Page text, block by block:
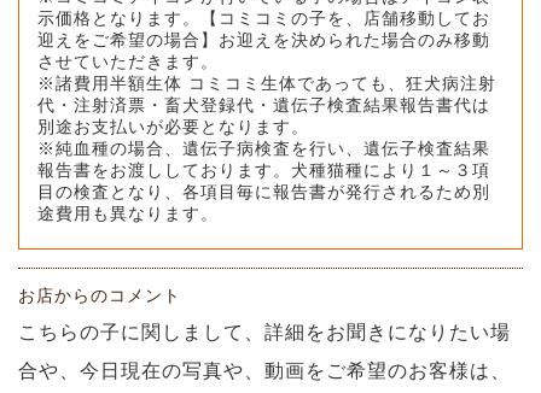
示価格となります。【コミコミの子を、店舗移動してお
迎えをご希望の場合】お迎えを決められた場合のみ移動
させていただきます。
※諸費用半額生体 コミコミ生体であっても、狂犬病注射
代・注射済票・畜犬登録代・遺伝子検査結果報告書代は
別途お支払いが必要となります。
※純血種の場合、遺伝子病検査を行い、遺伝子検査結果
報告書をお渡ししております。犬種猫種により１～３項
目の検査となり、各項目毎に報告書が発行されるため別
途費用も異なります。
お店からのコメント
こちらの子に関しまして、詳細をお聞きになりたい場
合や、今日現在の写真や、動画をご希望のお客様は、